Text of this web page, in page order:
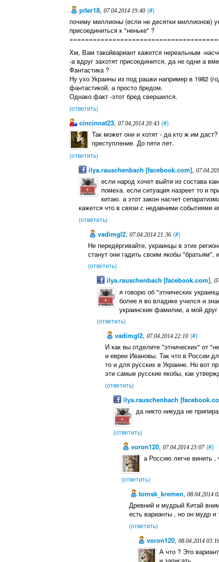
piter18,07.04.2014 19:40 (#)
почему миллионы (если не десятки миллионов)
присоединиться к "неньке" ?
Хм, Вам такойвариант кажется нереальным -
-а вдруг захотят присоединится, да не одни а
Фантастика ?
Ну ухо Украины из под рашки например в 1982
фантастикой, а просто бредом.
Однако факт -этот бред свершился.
(ответить)
cincinnat23,07.04.2014 20:43 (#)
Так может они и хотят - да кто ж им
преступление. До пяти лет.
(ответить)
ilya.rauschenbach [facebook.com],
если народ хочет выйти из состава
помеха. если ситуация назреет то и
китаю. а этот закон насчет
кажется что в связи с недавними событиями
(ответить)
vadimgl2, 07.04.2014 21:36 (#)
Не передёргивайте, украинцы в этих
станут они гадить своим якобы "братьям",
(ответить)
ilya.rauschenbach [facebook.com],
я говорю об "этнических
более я во владике учился и
украинские фамилии, а мой
(ответить)
vadimgl2,07.04.2014 22:10 (#)
И как вы отделите "этнических" от
и евреи Ивановы. Так что в России
то и для русских в Украине. Но вот
эти самые русские якобы, как
(ответить)
ilya.rauschenbach
да никто никуда не
(ответить)
voron120,07.04.2014 23:07 (#)
а Россию легче винить
(ответить)
tomsk_kremen,08.04.2014
Древний и мудрый Китай
есть варианты , но он мудр и
(ответить)
voron120, 08.04.2014
А что ? Это